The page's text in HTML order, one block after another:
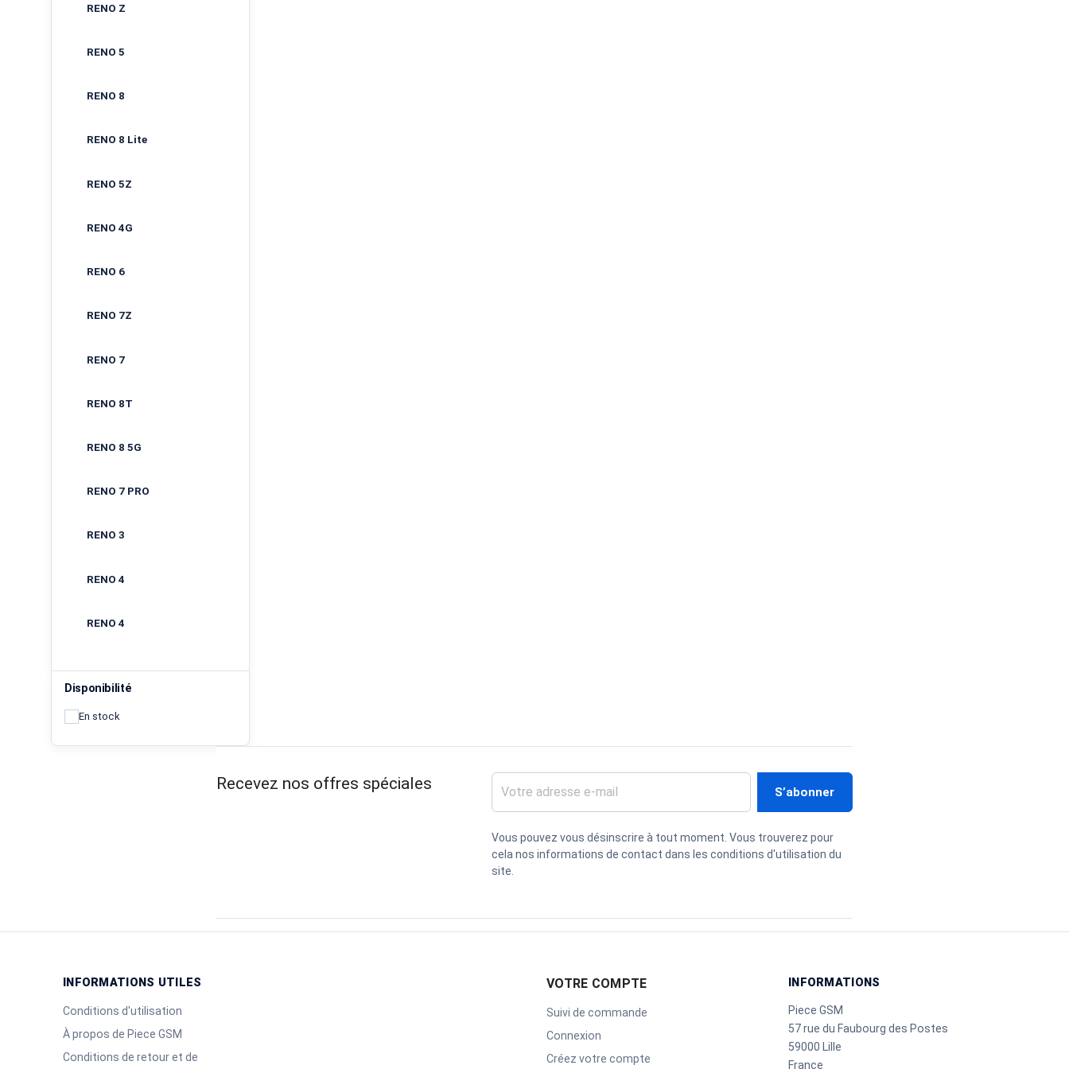
RENO Z
RENO 5
RENO 8
RENO 8 Lite
RENO 5Z
RENO 4G
RENO 6
RENO 7Z
RENO 7
RENO 8T
RENO 8 5G
RENO 7 PRO
RENO 3
RENO 4
RENO 4
Disponibilité
En stock
Recevez nos offres spéciales
Vous pouvez vous désinscrire à tout moment. Vous trouverez pour
cela nos informations de contact dans les conditions d'utilisation du
site.
INFORMATIONS UTILES
Conditions d'utilisation
À propos de Piece GSM
Conditions de retour et de
VOTRE COMPTE
Suivi de commande
Connexion
Créez votre compte
INFORMATIONS
Piece GSM
57 rue du Faubourg des Postes
59000 Lille
France